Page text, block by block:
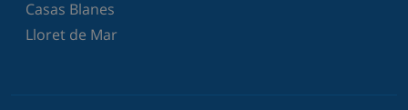
Casas Blanes
Lloret de Mar